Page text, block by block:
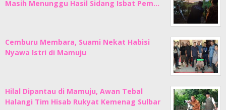
Masih Menunggu Hasil Sidang Isbat Pem…
Cemburu Membara, Suami Nekat Habisi
Nyawa Istri di Mamuju
Hilal Dipantau di Mamuju, Awan Tebal
Halangi Tim Hisab Rukyat Kemenag Sulbar